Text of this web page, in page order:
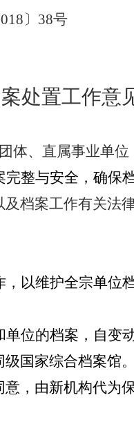
〕38号
处置工作意
体、直属事业单位
整与安全，确保
档案工作有关法
以维护全宗单位
位的档案，自变
国家综合档案馆
，由新机构代为